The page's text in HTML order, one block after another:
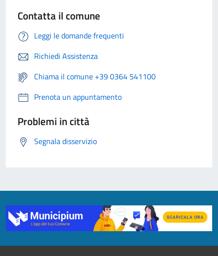
Contatta il comune
Leggi le domande frequenti
Richiedi Assistenza
Chiama il comune +39 0364 541100
Prenota un appuntamento
Problemi in città
Segnala disservizio